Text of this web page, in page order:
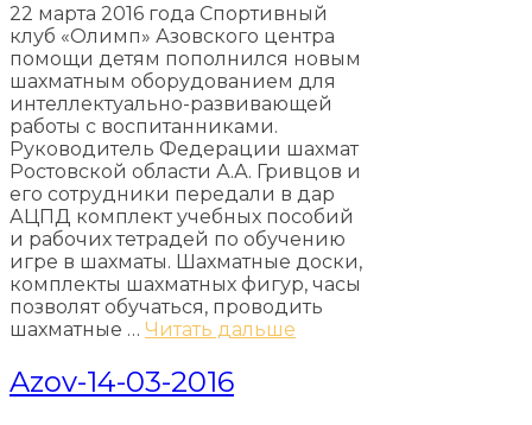
22 марта 2016 года Спортивный
клуб «Олимп» Азовского центра
помощи детям пополнился новым
шахматным оборудованием для
интеллектуально-развивающей
работы с воспитанниками.
Руководитель Федерации шахмат
Ростовской области А.А. Гривцов и
его сотрудники передали в дар
АЦПД комплект учебных пособий
и рабочих тетрадей по обучению
игре в шахматы. Шахматные доски,
комплекты шахматных фигур, часы
позволят обучаться, проводить
шахматные … Читать дальше
Azov-14-03-2016